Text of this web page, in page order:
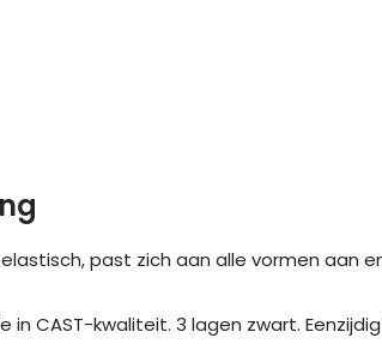
elastisch, past zich aan alle vormen
in CAST-kwaliteit. 3 lagen zwart.